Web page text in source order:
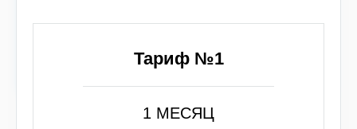
б) в связи с государственной
сотрудника при предъявлении копии
свидетельства о заключении брака;
Для работников:
Тариф №1
1 МЕСЯЦ